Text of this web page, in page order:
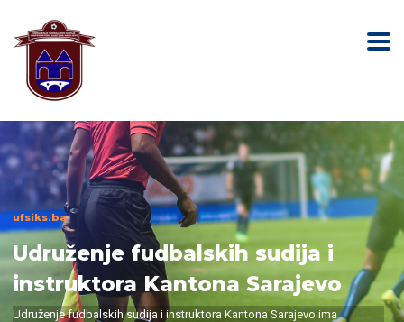
ufsiks.ba
Udruženje fudbalskih sudija i
instruktora Kantona Sarajevo
Udruženje fudbalskih sudija i instruktora Kantona Sarajevo ima